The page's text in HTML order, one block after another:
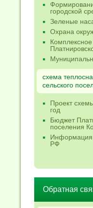
городской
Зеленые
Охрана
Комплексное
схема
сельского
Проект
год
Бюджет
поселения
Информация
РФ
Обратная